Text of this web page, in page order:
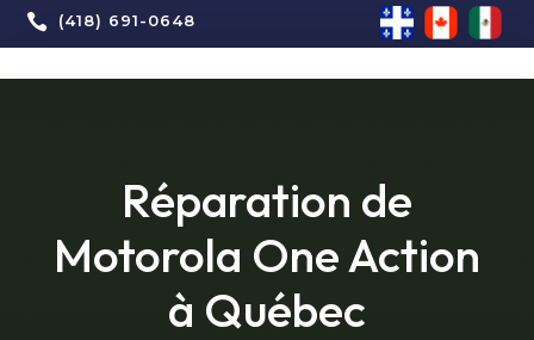
 (418) 691-0648
Réparation de
Motorola One Action
à Québec